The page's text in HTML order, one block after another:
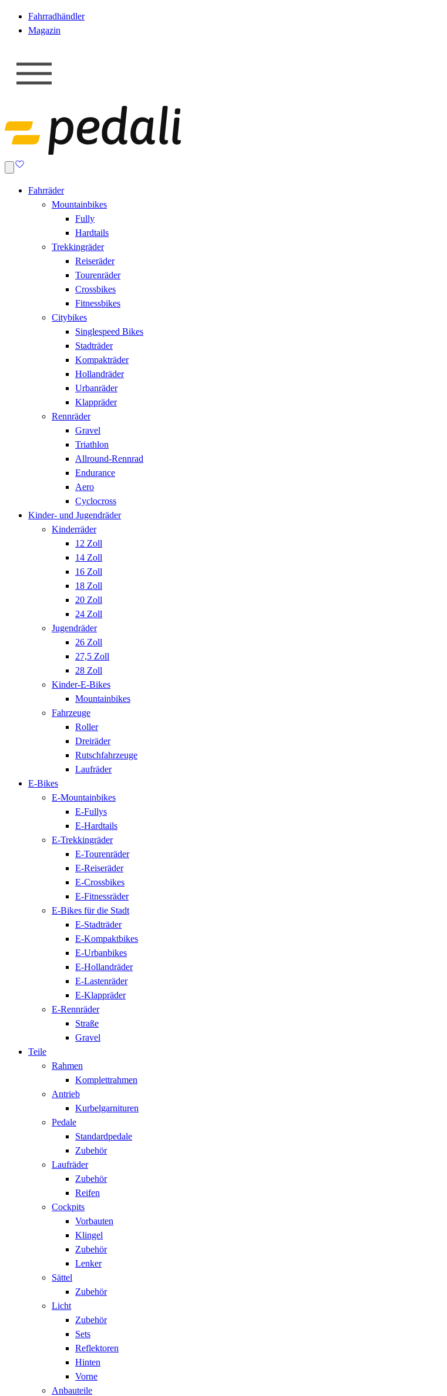
Fahrradhändler
Magazin
Fahrräder
Mountainbikes
Fully
Hardtails
Trekkingräder
Reiseräder
Tourenräder
Crossbikes
Fitnessbikes
Citybikes
Singlespeed Bikes
Stadträder
Kompakträder
Hollandräder
Urbanräder
Klappräder
Rennräder
Gravel
Triathlon
Allround-Rennrad
Endurance
Aero
Cyclocross
Kinder- und Jugendräder
Kinderräder
12 Zoll
14 Zoll
16 Zoll
18 Zoll
20 Zoll
24 Zoll
Jugendräder
26 Zoll
27,5 Zoll
28 Zoll
Kinder-E-Bikes
Mountainbikes
Fahrzeuge
Roller
Dreiräder
Rutschfahrzeuge
Laufräder
E-Bikes
E-Mountainbikes
E-Fullys
E-Hardtails
E-Trekkingräder
E-Tourenräder
E-Reiseräder
E-Crossbikes
E-Fitnessräder
E-Bikes für die Stadt
E-Stadträder
E-Kompaktbikes
E-Urbanbikes
E-Hollandräder
E-Lastenräder
E-Klappräder
E-Rennräder
Straße
Gravel
Teile
Rahmen
Komplettrahmen
Antrieb
Kurbelgarnituren
Pedale
Standardpedale
Zubehör
Laufräder
Zubehör
Reifen
Cockpits
Vorbauten
Klingel
Zubehör
Lenker
Sättel
Zubehör
Licht
Zubehör
Sets
Reflektoren
Hinten
Vorne
Anbauteile